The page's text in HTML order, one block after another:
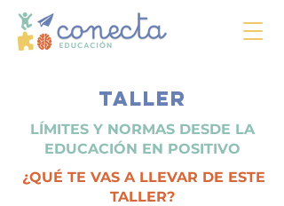
taller
LÍMITES Y NORMAS DESDE LA
EDUCACIÓN EN POSITIVO
¿QUÉ TE VAS A LLEVAR DE ESTE
TALLER?